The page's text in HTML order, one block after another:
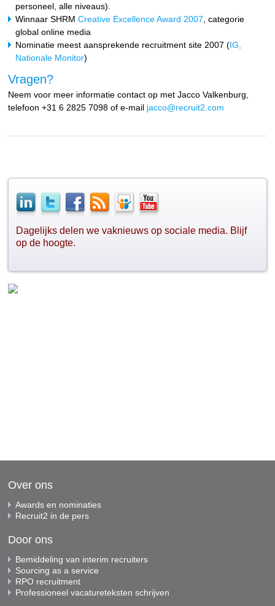
personeel, alle niveaus).
Winnaar SHRMCreative Excellence Award 2007 , categorie
global online media
Nominatie meest aansprekende recruitment site 2007 (IG,
Nationale Monitor)
Vragen?
Neem voor meer informatie contact op met Jacco Valkenburg,
telefoon +31 6 2825 7098 of e-mail jacco@recruit2.com
Dagelijks delen we vaknieuws op sociale media. Blijf
op de hoogte.
Over ons
Awards en nominaties
Recruit2 in de pers
Door ons
Bemiddeling van interim recruiters
Sourcing as a service
RPO recruitment
Professioneel vacatureteksten schrijven